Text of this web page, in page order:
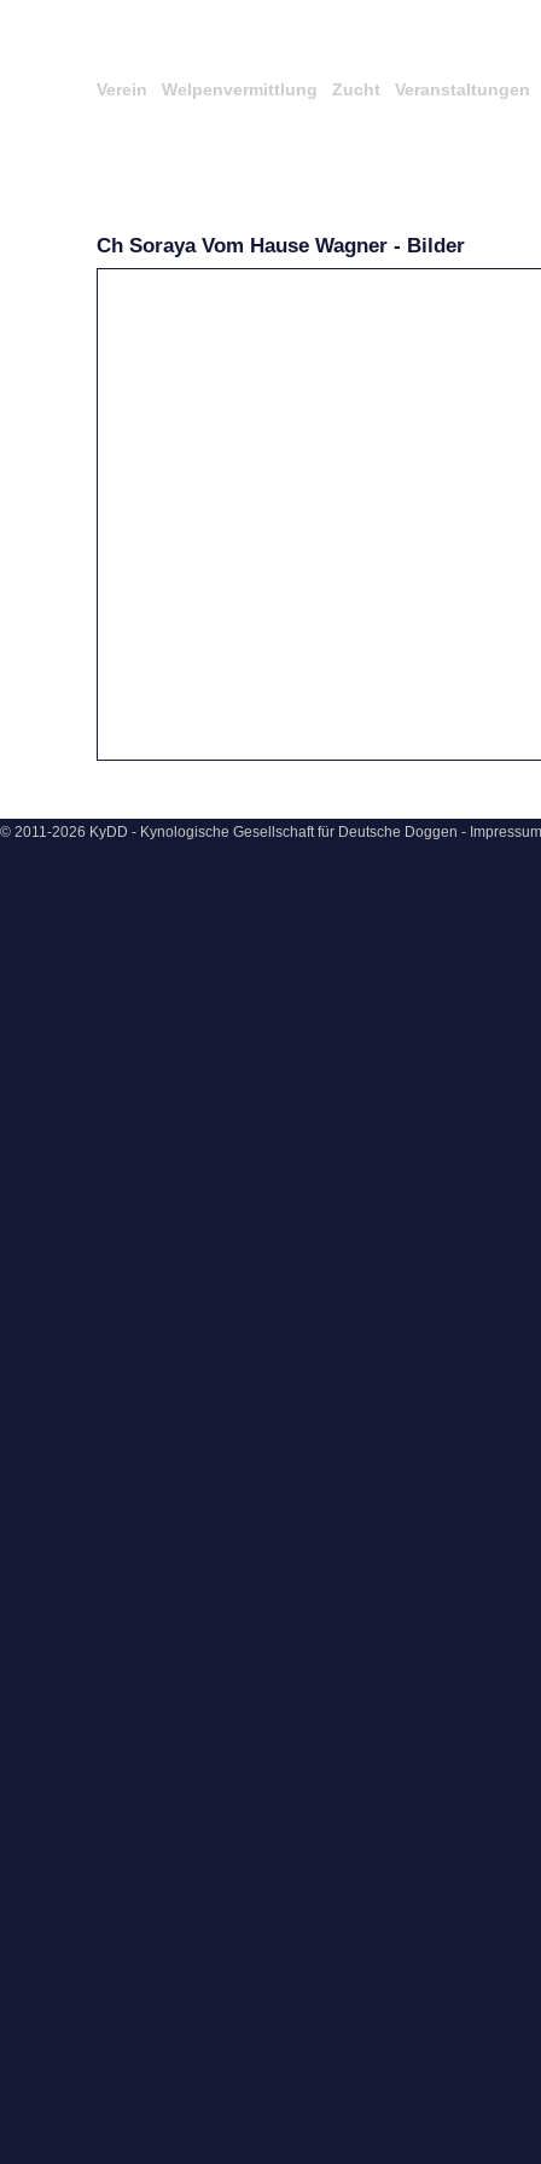
Verein Welpenvermittlung Zucht Veranstaltungen
Ch Soraya Vom Hause Wagner - Bilder
© 2011-2026 KyDD - Kynologische Gesellschaft für Deutsche Doggen - Impressum